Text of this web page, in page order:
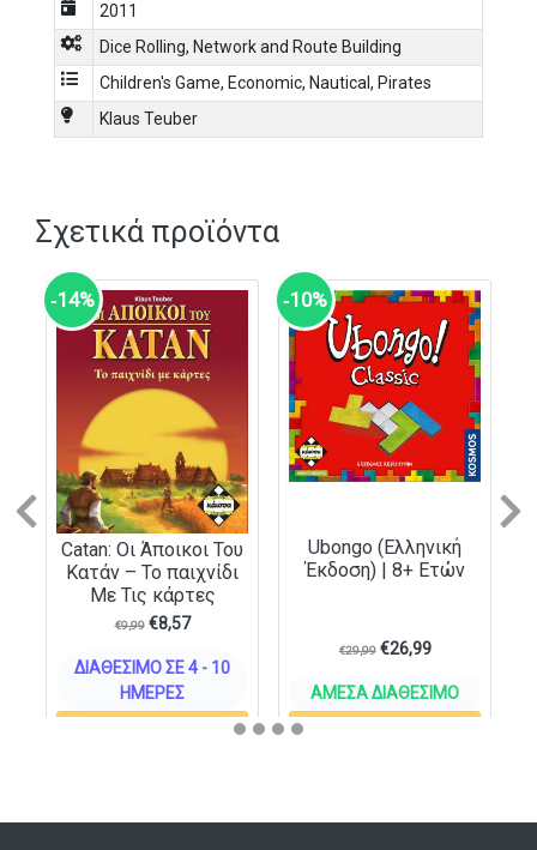
2011
Dice Rolling, Network and Route Building
Children's Game, Economic, Nautical, Pirates
Klaus Teuber
Σχετικά προϊόντα
‑14%
Catan: Οι Άποικοι Του
Κατάν – Το παιχνίδι
Με Τις κάρτες
€9,99 €8,57
ΔΙΑΘΈΣΙΜΟ ΣΕ 4 - 10
ΗΜΈΡΕΣ
‑10%
Ubongo (Ελληνική
Έκδοση) | 8+ Ετών
€29,99 €26,99
ΆΜΕΣΑ ΔΙΑΘΈΣΙΜΟ
Previous